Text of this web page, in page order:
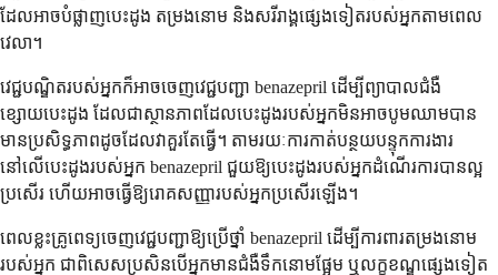
ដែលអាចបំផ្លាញបេះដូង តម្រងនោម និងសរីរាង្គផ្សេងទៀតរបស់អ្នកតាមពេល
វេលា។
វេជ្ជបណ្ឌិតរបស់អ្នកក៏អាចចេញវេជ្ជបញ្ជា benazepril ដើម្បីព្យាបាលជំងឺ
ខ្សោយបេះដូង ដែលជាស្ថានភាពដែលបេះដូងរបស់អ្នកមិនអាចបូមឈាមបាន
មានប្រសិទ្ធភាពដូចដែលវាគួរតែធ្វើ។ តាមរយៈការកាត់បន្ថយបន្ទុកការងារ
នៅលើបេះដូងរបស់អ្នក benazepril ជួយឱ្យបេះដូងរបស់អ្នកដំណើរការបានល្អ
ប្រសើរ ហើយអាចធ្វើឱ្យរោគសញ្ញារបស់អ្នកប្រសើរឡើង។
ពេលខ្លះគ្រូពេទ្យចេញវេជ្ជបញ្ជាឱ្យប្រើថ្នាំ benazepril ដើម្បីការពារតម្រងនោម
របស់អ្នក ជាពិសេសប្រសិនបើអ្នកមានជំងឺទឹកនោមផ្អែម ឬលក្ខខណ្ឌផ្សេងទៀត